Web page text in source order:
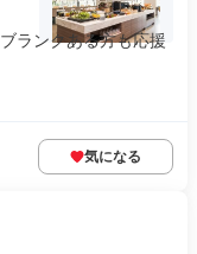
ランクある方も応援
気になる